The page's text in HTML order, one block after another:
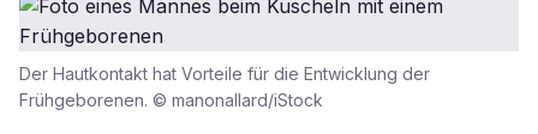
Der Hautkontakt hat Vorteile für die Entwicklung der
Frühgeborenen. © manonallard/iStock